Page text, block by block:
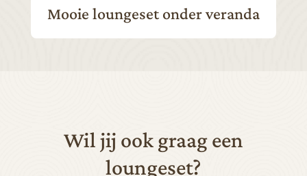
Mooie loungeset onder veranda
Wil jij ook graag een
loungeset?